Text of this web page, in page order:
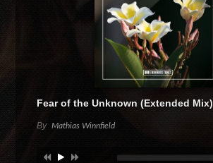
Fear of the Unknown (Extended Mix)
By Mathias Winnfield